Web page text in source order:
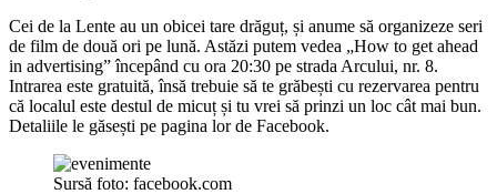
Cei de la Lente au un obicei tare drăguț, și anume să organizeze seri
de film de două ori pe lună. Astăzi putem vedea „How to get ahead
in advertising” începând cu ora 20:30 pe strada Arcului, nr. 8.
Intrarea este gratuită, însă trebuie să te grăbești cu rezervarea pentru
că localul este destul de micuț și tu vrei să prinzi un loc cât mai bun.
Detaliile le găsești pe pagina lor de Facebook.
Sursă foto: facebook.com